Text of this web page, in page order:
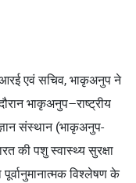
एवं सचिव, भाकृअनुप ने
भाकृअनुप–राष्ट्रीय
संस्थान (भाकृअनुप-
की पशु स्वास्थ्य सुरक्षा
विश्लेषण के